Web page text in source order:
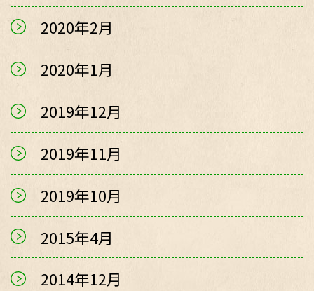
2020年2月
2020年1月
2019年12月
2019年11月
2019年10月
2015年4月
2014年12月